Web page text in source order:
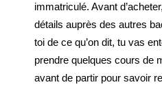
immatriculé. Avant
détails auprès des autres
toi de ce qu’on dit, tu vas
prendre quelques cours de
avant de partir pour savoir